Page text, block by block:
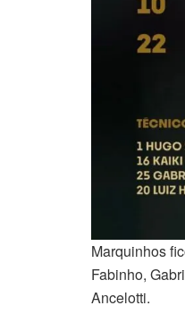
Marquinhos
Fabinho,
Ancelotti.